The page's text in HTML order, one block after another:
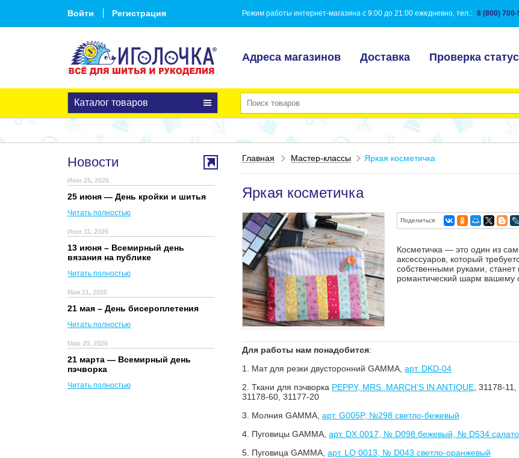
Войти Регистрация Режим работы интернет-магазина с 9:00 до 21:00 ежедневно, тел.: 8 (800) 700-
Адреса магазинов Доставка Проверка
Каталог товаров
Новости
Июн 25, 2026
25 июня — День кройки и шитья
Читать полностью
Июн 11, 2026
13 июня – Всемирный день
вязания на публике
Читать полностью
Мая 21, 2026
21 мая – День бисероплетения
Читать полностью
Мар 20, 2026
21 марта — Всемирный день
пэчворка
Читать полностью
Главная Мастер-классы Яркая косметичка
Яркая косметичка
Поделиться
Косметичка — это один из
аксессуаров, который
собственными руками,
романтический шарм вашему
Для работы нам понадобится:
1.
Мат для резки двусторонний GAMMA, арт. DKD-04
2. Ткани для пэчворка PEPPY, MRS. MARCH’S IN ANTIQUE , 31178-
31178-60, 31177-20
3.
Молния GAMMA, арт. G005P, №298 светло-бежевый
4. Пуговицы GAMMA, арт. DX 0017, № D098 бежевый, № D534
5. Пуговица GAMMA, арт. LQ 0013, № D043 светло-оранжевый